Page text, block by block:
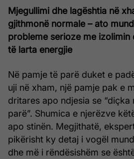
Mjegullimi dhe lagështia në
gjithmonë normale – ato
probleme serioze me izolimin
të larta energjie
Në pamje të parë duket e
uji në xham, një pamje pak e
dritares apo ndjesia se “diçka
parë”. Shumica e njerëzve
apo stinën. Megjithatë,
pikërisht ky detaj i vogël
dhe më i rëndësishëm se